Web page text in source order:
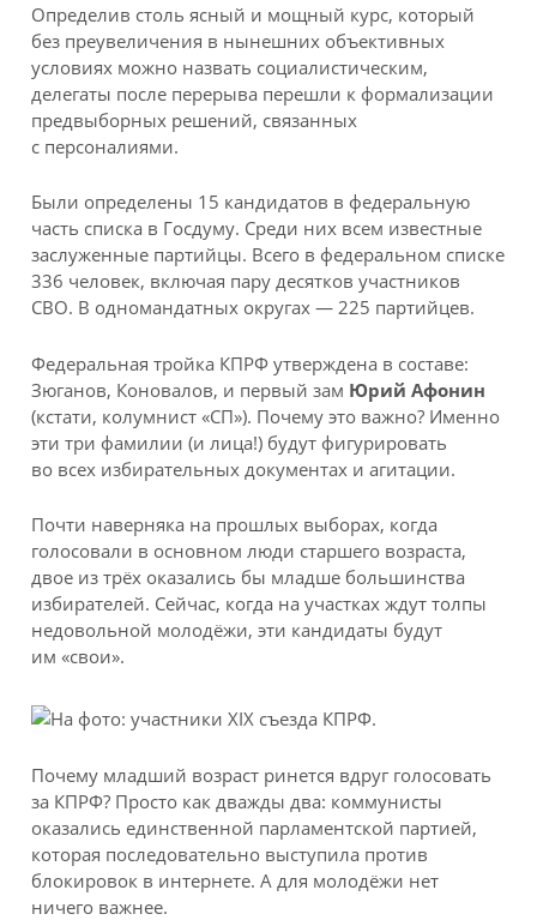
Определив столь ясный и мощный курс, который
без преувеличения в нынешних объективных
условиях можно назвать социалистическим,
делегаты после перерыва перешли к формализации
предвыборных решений, связанных
с персоналиями.
Были определены 15 кандидатов в федеральную
часть списка в Госдуму. Среди них всем известные
заслуженные партийцы. Всего в федеральном списке
336 человек, включая пару десятков участников
СВО. В одномандатных округах — 225 партийцев.
Федеральная тройка КПРФ утверждена в составе:
Зюганов, Коновалов, и первый зам Юрий Афонин
(кстати, колумнист «СП»). Почему это важно? Именно
эти три фамилии (и лица!) будут фигурировать
во всех избирательных документах и агитации.
Почти наверняка на прошлых выборах, когда
голосовали в основном люди старшего возраста,
двое из трёх оказались бы младше большинства
избирателей. Сейчас, когда на участках ждут толпы
недовольной молодёжи, эти кандидаты будут
им «свои».
Почему младший возраст ринется вдруг голосовать
за КПРФ? Просто как дважды два: коммунисты
оказались единственной парламентской партией,
которая последовательно выступила против
блокировок в интернете. А для молодёжи нет
ничего важнее.